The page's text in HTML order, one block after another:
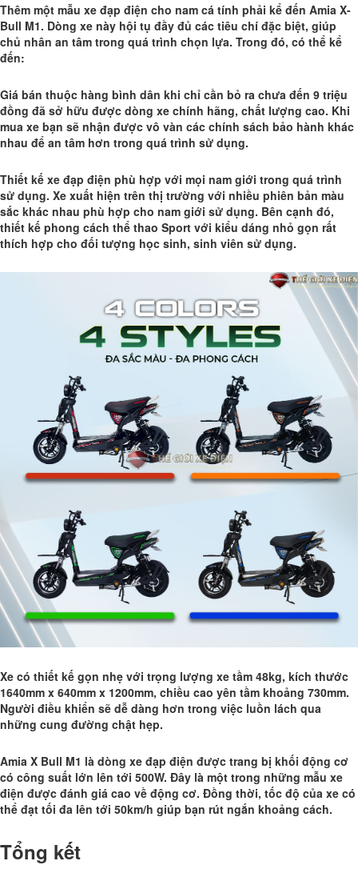
Thêm một mẫu xe đạp điện cho nam cá tính phải kể đến Amia X-
Bull M1. Dòng xe này hội tụ đầy đủ các tiêu chí đặc biệt, giúp
chủ nhân an tâm trong quá trình chọn lựa. Trong đó, có thể kể
đến:
Giá bán thuộc hàng bình dân khi chỉ cần bỏ ra chưa đến 9 triệu
đồng đã sở hữu được dòng xe chính hãng, chất lượng cao. Khi
mua xe bạn sẽ nhận được vô vàn các chính sách bảo hành khác
nhau để an tâm hơn trong quá trình sử dụng.
Thiết kế xe đạp điện phù hợp với mọi nam giới trong quá trình
sử dụng. Xe xuất hiện trên thị trường với nhiều phiên bản màu
sắc khác nhau phù hợp cho nam giới sử dụng. Bên cạnh đó,
thiết kế phong cách thể thao Sport với kiểu dáng nhỏ gọn rất
thích hợp cho đối tượng học sinh, sinh viên sử dụng.
Xe có thiết kế gọn nhẹ với trọng lượng xe tầm 48kg, kích thước
1640mm x 640mm x 1200mm, chiều cao yên tầm khoảng 730mm.
Người điều khiển sẽ dễ dàng hơn trong việc luồn lách qua
những cung đường chật hẹp.
Amia X Bull M1 là dòng xe đạp điện được trang bị khối động cơ
có công suất lớn lên tới 500W. Đây là một trong những mẫu xe
điện được đánh giá cao về động cơ. Đồng thời, tốc độ của xe có
thể đạt tối đa lên tới 50km/h giúp bạn rút ngắn khoảng cách.
Tổng kết